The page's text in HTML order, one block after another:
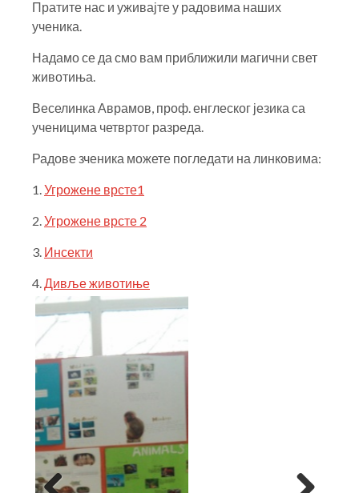
Пратите нас и уживајте у радовима наших
ученика.
Надамо се да смо вам приближили магични свет
животиња.
Веселинка Аврамов, проф. енглеског језика са
ученицима четвртог разреда.
Радове зченика можете погледати на линковима:
1.Угрожене врсте1
2.Угрожене врсте 2
3. Инсекти
4.Дивље животиње